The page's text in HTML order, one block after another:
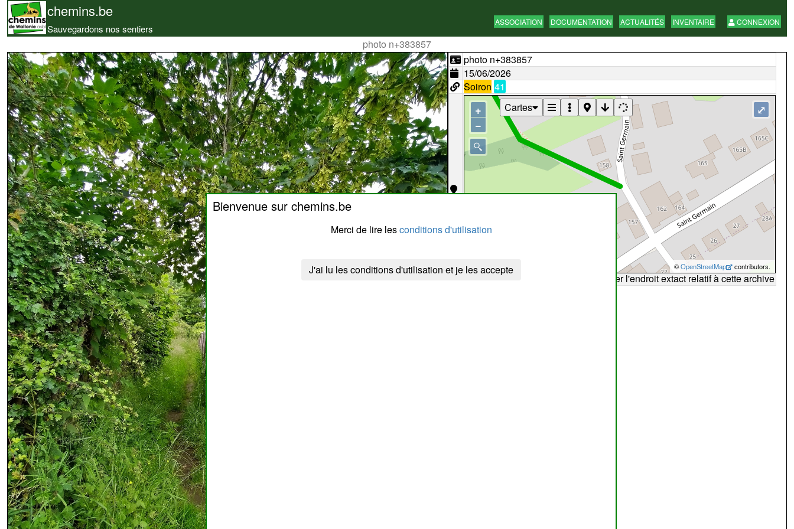
chemins.be
Sauvegardons nos sentiers
ASSOCIATION DOCUMENTATION ACTUALITÉS INVENTAIRE CONNEXION
photo n+383857
Bienvenue sur chemins.be
Merci de lire lesconditions d'utilisation
J'ai lu les conditions d'utilisation et je les accepte
photo n+383857
15/06/2026
Soiron 41
©OpenStreetMap contributors.
+
−
⤢
Cartes
Attention : la carte peut ne pas refléter l'endroit extact relatif à cette archive